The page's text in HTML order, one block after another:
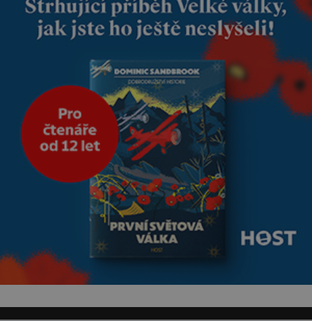
jednoduchost, měkkost a
bezpečí, proto by pokoj
miminka měl působit především
klidně a útulně. Předškolní věk